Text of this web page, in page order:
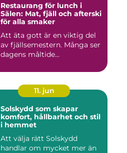
Restaurang för lunch i
Sälen: Mat, fjäll och afterski
för alla smaker
Att äta gott är en viktig del
av fjällsemestern. Många ser
dagens måltide...
11. jun
Solskydd som skapar
komfort, hållbarhet och stil
i hemmet
Att välja rätt Solskydd
handlar om mycket mer än